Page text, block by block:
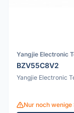
Yangjie Electronic
BZV55C8V2
Yangjie Electronic
Nur noch